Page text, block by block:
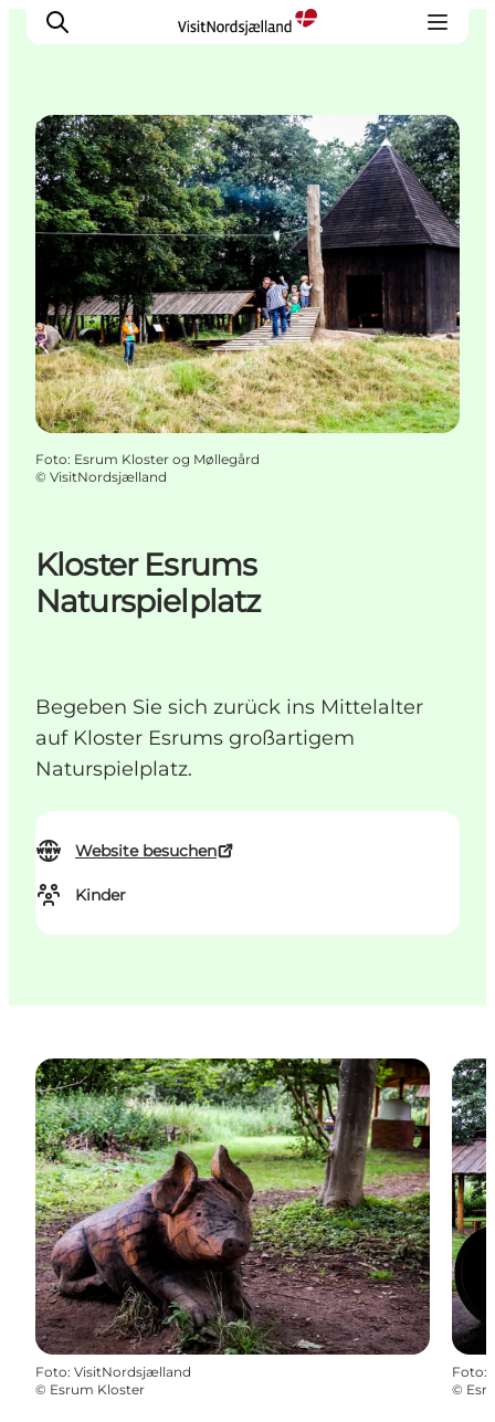
Highlights
Erlebnisse
Geschmack
Unterkünfte
Städte
Reiseplanung
Kloster Esrums
Naturspielplatz
Begeben Sie sich zurück ins Mittelalter
auf Kloster Esrums großartigem
Naturspielplatz.
Website besuchen
Kinder
Spielplätze
Foto: Esrum Kloster og Møllegård
© VisitNordsjælland
Foto: VisitNordsjælland
© Esrum Kloster
Foto:
©